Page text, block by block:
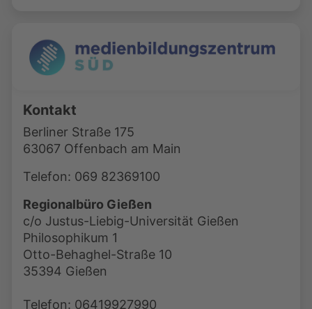
Kontakt
Berliner Straße 175
63067 Offenbach am Main
Telefon: 069 82369100
Regionalbüro Gießen
c/o Justus-Liebig-Universität Gießen
Philosophikum 1
Otto-Behaghel-Straße 10
35394 Gießen
Telefon: 06419927990